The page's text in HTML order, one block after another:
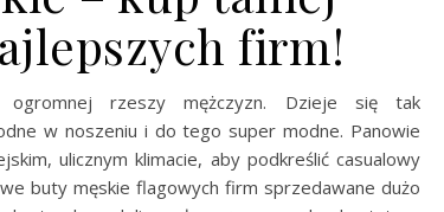
firm!
rzeszy mężczyzn. Dzieje się tak
w noszeniu i do tego super modne. Panowie
ulicznym klimacie, aby podkreślić casualowy
buty męskie flagowych firm sprzedawane dużo